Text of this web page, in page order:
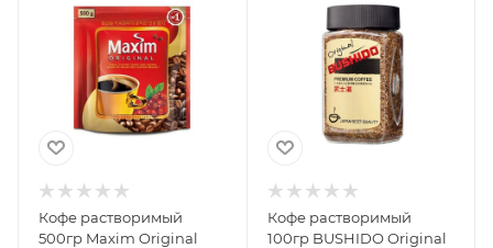
Кофе растворимый
500гр Maxim Original
Кофе растворимый
100гр BUSHIDO Original